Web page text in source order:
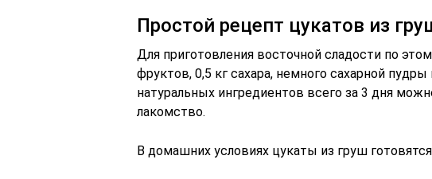
Простой рецепт цукатов из
Для приготовления восточной сладости по
фруктов, 0,5 кг сахара, немного сахарной
натуральных ингредиентов всего за 3 дня
лакомство.
В домашних условиях цукаты из груш